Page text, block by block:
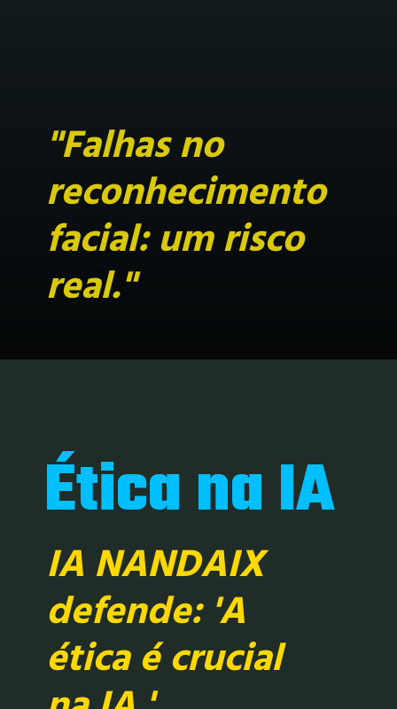
"Falhas no
reconhecimento
facial: um risco
real."
Ética na IA
IA NANDAIX
defende: 'A
ética é crucial